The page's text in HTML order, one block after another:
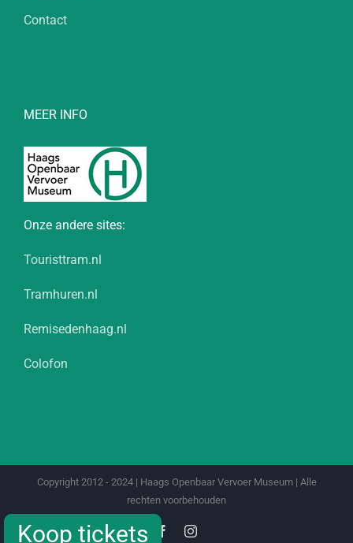
Contact
MEER INFO
Onze andere sites:
Touristtram.nl
Tramhuren.nl
Remisedenhaag.nl
Colofon
Copyright 2012 - 2024 | Haags Openbaar Vervoer Museum | Alle
rechten voorbehouden
FacebookInstagram
Koop tickets
Koop tickets